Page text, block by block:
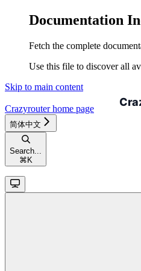
Documentation
Fetch the complete
Use this file to discover all
Skip to main content
Crazyrouterhome page
简体中文
Search...
⌘ K